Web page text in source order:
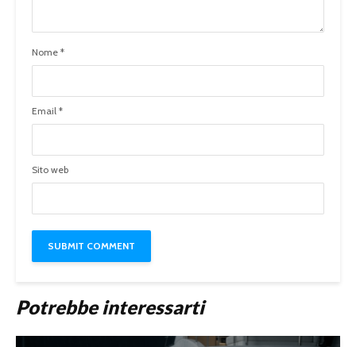
Nome *
Email *
Sito web
Potrebbe interessarti